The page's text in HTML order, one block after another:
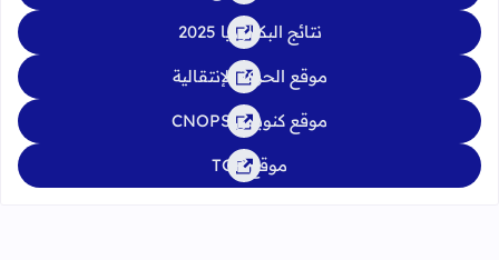
نتائج البكالوريا 2025
موقع الحركة الإنتقالية
موقع كنوبس CNOPS
موقع TGR